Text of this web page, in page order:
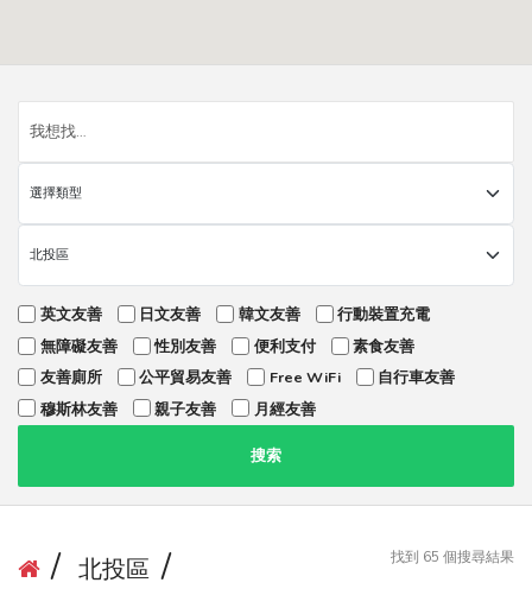
英文友善 日文友善 韓文友善
行動裝置充電
無障礙友善
性別友善 便利支付
素食友善
友善廁所
公平貿易友善 Free WiFi
自行車友善
穆斯林友善
親子友善 月經友善
搜索
北投區 找到 65 個搜尋結果